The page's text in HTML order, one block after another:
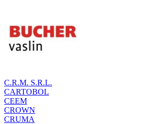
C.R.M. S.R.L.
CARTOBOL
CEEM
CROWN
CRUMA